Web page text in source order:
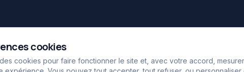
cookies
cookies pour faire fonctionner le site et, avec votre accord,